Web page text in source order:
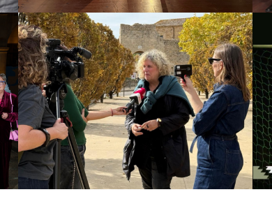
Brots
Campañas culturales Estrategia de
comunicación y PR
Estrategia
digital y contenidos